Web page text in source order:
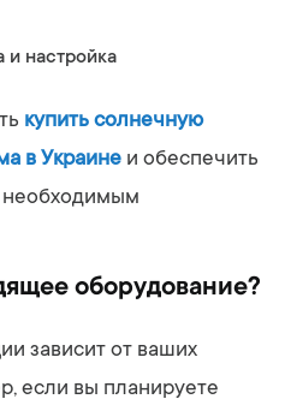
и настройка
купить солнечную
в Украине и обеспечить
оборудование?
зависит от ваших
если вы планируете